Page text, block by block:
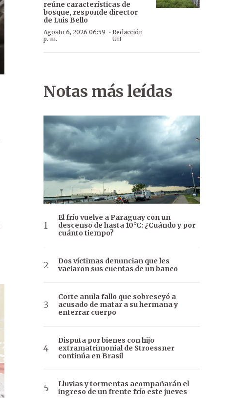
reúne características de
bosque, responde director
de Luis Bello
Agosto 6, 2026 06:59
p. m.
· Redacción
ÚH
Notas más leídas
El frío vuelve a Paraguay con un
descenso de hasta 10°C: ¿Cuándo y por
cuánto tiempo?
Dos víctimas denuncian que les
vaciaron sus cuentas de un banco
Corte anula fallo que sobreseyó a
acusado de matar a su hermana y
enterrar cuerpo
Disputa por bienes con hijo
extramatrimonial de Stroessner
continúa en Brasil
Lluvias y tormentas acompañarán el
ingreso de un frente frío este jueves